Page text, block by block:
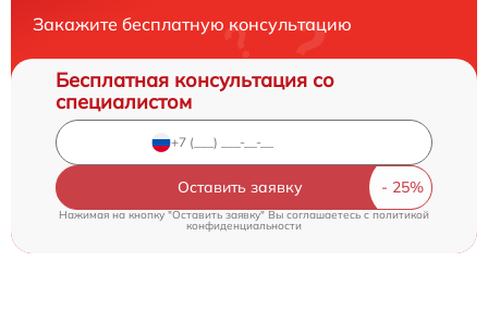
Закажите бесплатную консультацию
Бесплатная консультация со
специалистом
Оставить заявку
Нажимая на кнопку "Оставить заявку" Вы соглашаетесь cполитикой
конфиденциальности